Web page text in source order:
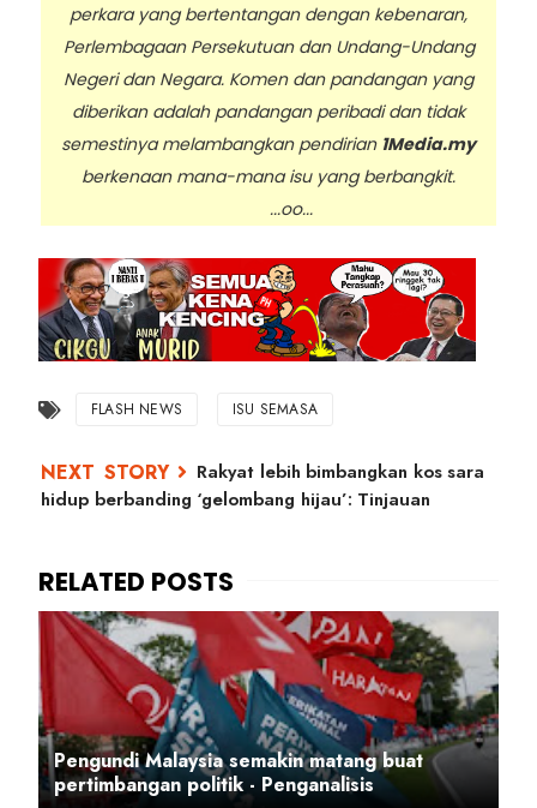
perkara yang bertentangan dengan kebenaran,
Perlembagaan Persekutuan dan Undang-Undang
Negeri dan Negara. Komen dan pandangan yang
diberikan adalah pandangan peribadi dan tidak
semestinya melambangkan pendirian 1Media.my
berkenaan mana-mana isu yang berbangkit.
...oo...
FLASH NEWS ISU SEMASA
Rakyat lebih bimbangkan kos sara
hidup berbanding ‘gelombang hijau’: Tinjauan
Pengundi Malaysia semakin matang buat
pertimbangan politik - Penganalisis